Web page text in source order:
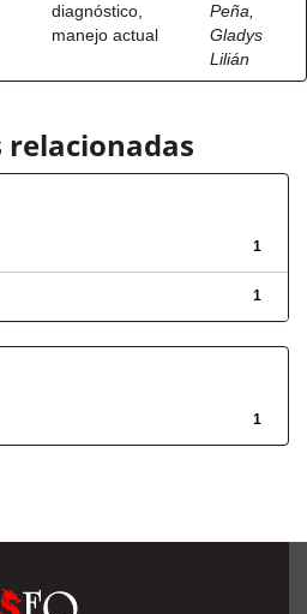
diagnóstico,
manejo actual
Peña,
Gladys
Lilián
relacionadas
1
1
1